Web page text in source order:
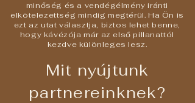
minőség és a vendégélmény iránti
elkötelezettség mindig megtérül. Ha Ön is
ezt az utat választja, biztos lehet benne,
hogy kávézója már az első pillanattól
kezdve különleges lesz.
Mit nyújtunk
partnereinknek?